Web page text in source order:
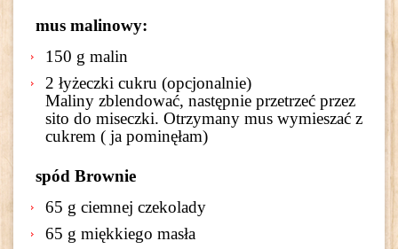
mus malinowy:
150 g malin
2 łyżeczki cukru (opcjonalnie)
Maliny zblendować, następnie przetrzeć przez
sito do miseczki. Otrzymany mus wymieszać z
cukrem ( ja pominęłam)
spód Brownie
65 g ciemnej czekolady
65 g miękkiego masła